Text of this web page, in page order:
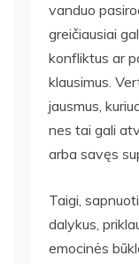
vanduo
greičiausiai
konfliktus ar
klausimus.
jausmus,
nes tai gali
arba savęs
Taigi,
dalykus,
emocinės